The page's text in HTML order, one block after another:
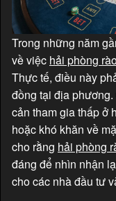
Trong những năm
về việc hải phòng
Thực tế, điều này
đồng tại địa
cản tham gia thấp ở
hoặc khó khăn về
cho rằng hải phòng
đáng để nhìn nhận
cho các nhà đầu tư